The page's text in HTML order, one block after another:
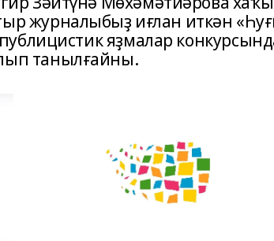
журналыбыҙ иғлан иткән
яҙмалар
танылғайны.